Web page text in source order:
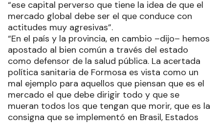
“ese capital perverso que tiene la idea de que el
mercado global debe ser el que conduce con
actitudes muy agresivas”.
“En el país y la provincia, en cambio –dijo– hemos
apostado al bien común a través del estado
como defensor de la salud pública. La acertada
política sanitaria de Formosa es vista como un
mal ejemplo para aquellos que piensan que es el
mercado el que debe dirigir todo y que se
mueran todos los que tengan que morir, que es la
consigna que se implementó en Brasil, Estados